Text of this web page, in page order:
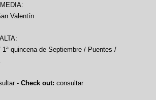
Valentín
quincena de Septiembre / Puentes /
- Check out: consultar